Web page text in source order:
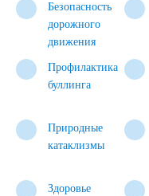
Безопасность
дорожного
движения
Профилактика
буллинга
Природные
катаклизмы
Здоровье